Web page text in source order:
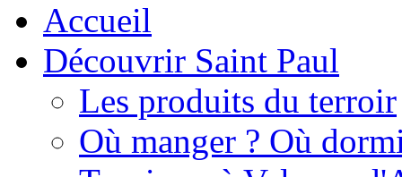
Accueil
Découvrir Saint Paul
Les produits du terroir
Où manger ? Où